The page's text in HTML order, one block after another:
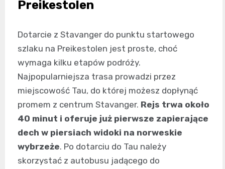
Preikestolen
Dotarcie z Stavanger do punktu startowego
szlaku na Preikestolen jest proste, choć
wymaga kilku etapów podróży.
Najpopularniejsza trasa prowadzi przez
miejscowość Tau, do której możesz dopłynąć
promem z centrum Stavanger. Rejs trwa około
40 minut i oferuje już pierwsze zapierające
dech w piersiach widoki na norweskie
wybrzeże. Po dotarciu do Tau należy
skorzystać z autobusu jadącego do